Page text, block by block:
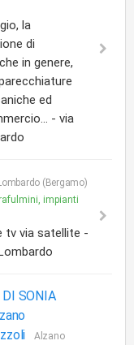
la
di
in genere,
ed
- via
(Bergamo)
impianti
tv via satellite -
SONIA
Alzano